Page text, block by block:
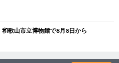
歌山市立博物館で8月8日から